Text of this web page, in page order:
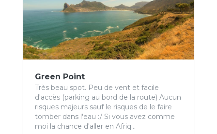
Green Point
Très beau spot. Peu de vent et facile
d'accès (parking au bord de la route) Aucun
risques majeurs sauf le risques de le faire
tomber dans l'eau :/ Si vous avez comme
moi la chance d'aller en Afriq...